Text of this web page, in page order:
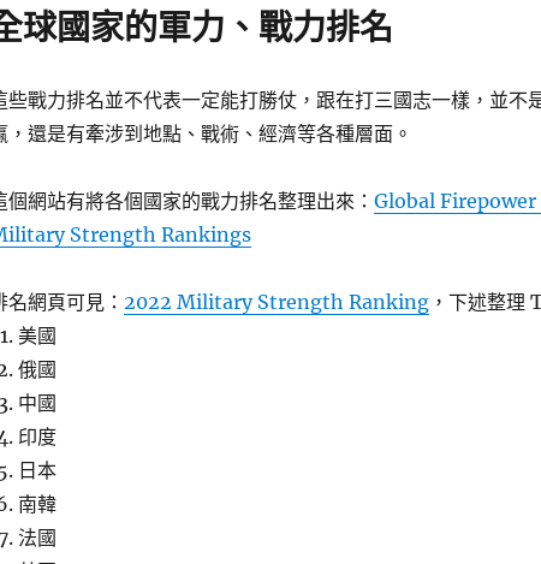
球國家的軍力、戰力排名
些戰力排名並不代表一定能打勝仗，跟在打三國志一樣，並不
，還是有牽涉到地點、戰術、經濟等各種層面。
個網站有將各個國家的戰力排名整理出來： Global
Strength Rankings
名網頁可見： 2022 Military Strength Ranking，下述整理
美國
俄國
中國
印度
日本
南韓
法國